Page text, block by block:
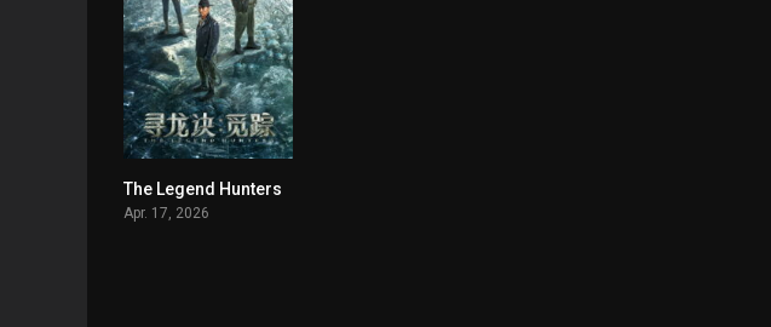
0
The Legend Hunters
Apr. 17, 2026